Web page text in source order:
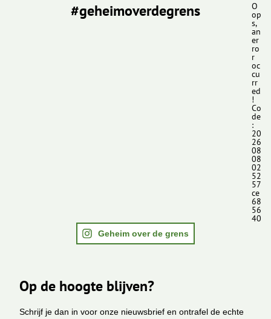
#geheimoverdegrens O
op
s,
an
er
ro
r
oc
cu
rr
ed
!
Co
de
:
20
26
08
08
02
52
57
ce
68
56
40
Geheim over de grens
Op de hoogte blijven?
Schrijf je dan in voor onze nieuwsbrief en ontrafel de echte